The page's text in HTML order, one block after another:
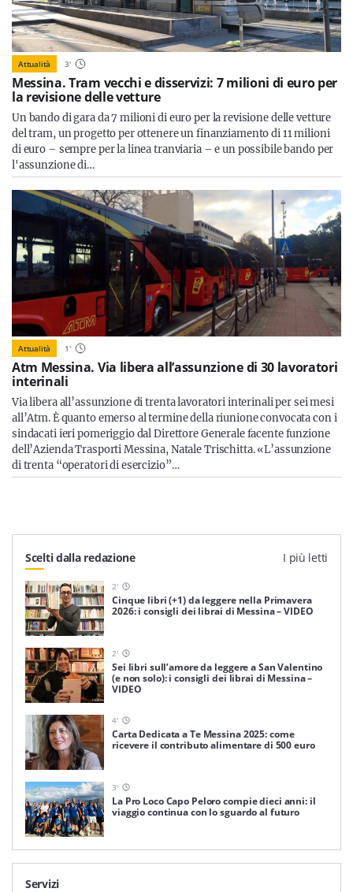
Attualità 3'
Messina. Tram vecchi e disservizi: 7 milioni di euro per
la revisione delle vetture
Un bando di gara da 7 milioni di euro per la revisione delle vetture
del tram, un progetto per ottenere un finanziamento di 11 milioni
di euro – sempre per la linea tranviaria – e un possibile bando per
l'assunzione di…
Attualità 1'
Atm Messina. Via libera all’assunzione di 30 lavoratori
interinali
Via libera all’assunzione di trenta lavoratori interinali per sei mesi
all’Atm. È quanto emerso al termine della riunione convocata con i
sindacati ieri pomeriggio dal Direttore Generale facente funzione
dell’Azienda Trasporti Messina, Natale Trischitta. «L’assunzione
di trenta “operatori di esercizio”…
Scelti dalla redazione I più letti
2'
Cinque libri (+1) da leggere nella Primavera
2026: i consigli dei librai di Messina – VIDEO
2'
Sei libri sull’amore da leggere a San Valentino
(e non solo): i consigli dei librai di Messina –
VIDEO
4'
Carta Dedicata a Te Messina 2025: come
ricevere il contributo alimentare di 500 euro
3'
La Pro Loco Capo Peloro compie dieci anni: il
viaggio continua con lo sguardo al futuro
Servizi